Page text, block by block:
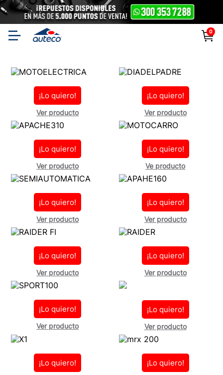
0
¡Lo quiero!
Ver producto
¡Lo quiero!
Ver producto
¡Lo quiero!
Ver producto
¡Lo quiero!
Ve producto
¡Lo quiero!
Ver producto
¡Lo quiero!
Ver producto
¡Lo quiero!
Ver producto
¡Lo quiero!
Ver producto
¡Lo quiero!
Ver producto
¡Lo quiero!
Ver producto
¡Lo quiero! ¡Lo quiero!